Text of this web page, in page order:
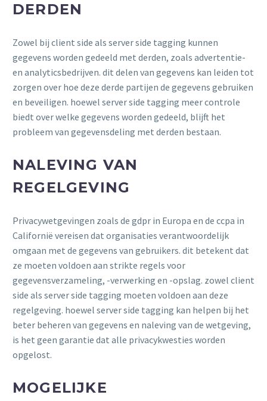
DERDEN
Zowel bij client side als server side tagging kunnen
gegevens worden gedeeld met derden, zoals advertentie-
en analyticsbedrijven. dit delen van gegevens kan leiden tot
zorgen over hoe deze derde partijen de gegevens gebruiken
en beveiligen. hoewel server side tagging meer controle
biedt over welke gegevens worden gedeeld, blijft het
probleem van gegevensdeling met derden bestaan.
NALEVING VAN
REGELGEVING
Privacywetgevingen zoals de gdpr in Europa en de ccpa in
Californië vereisen dat organisaties verantwoordelijk
omgaan met de gegevens van gebruikers. dit betekent dat
ze moeten voldoen aan strikte regels voor
gegevensverzameling, -verwerking en -opslag. zowel client
side als server side tagging moeten voldoen aan deze
regelgeving. hoewel server side tagging kan helpen bij het
beter beheren van gegevens en naleving van de wetgeving,
is het geen garantie dat alle privacykwesties worden
opgelost.
MOGELIJKE